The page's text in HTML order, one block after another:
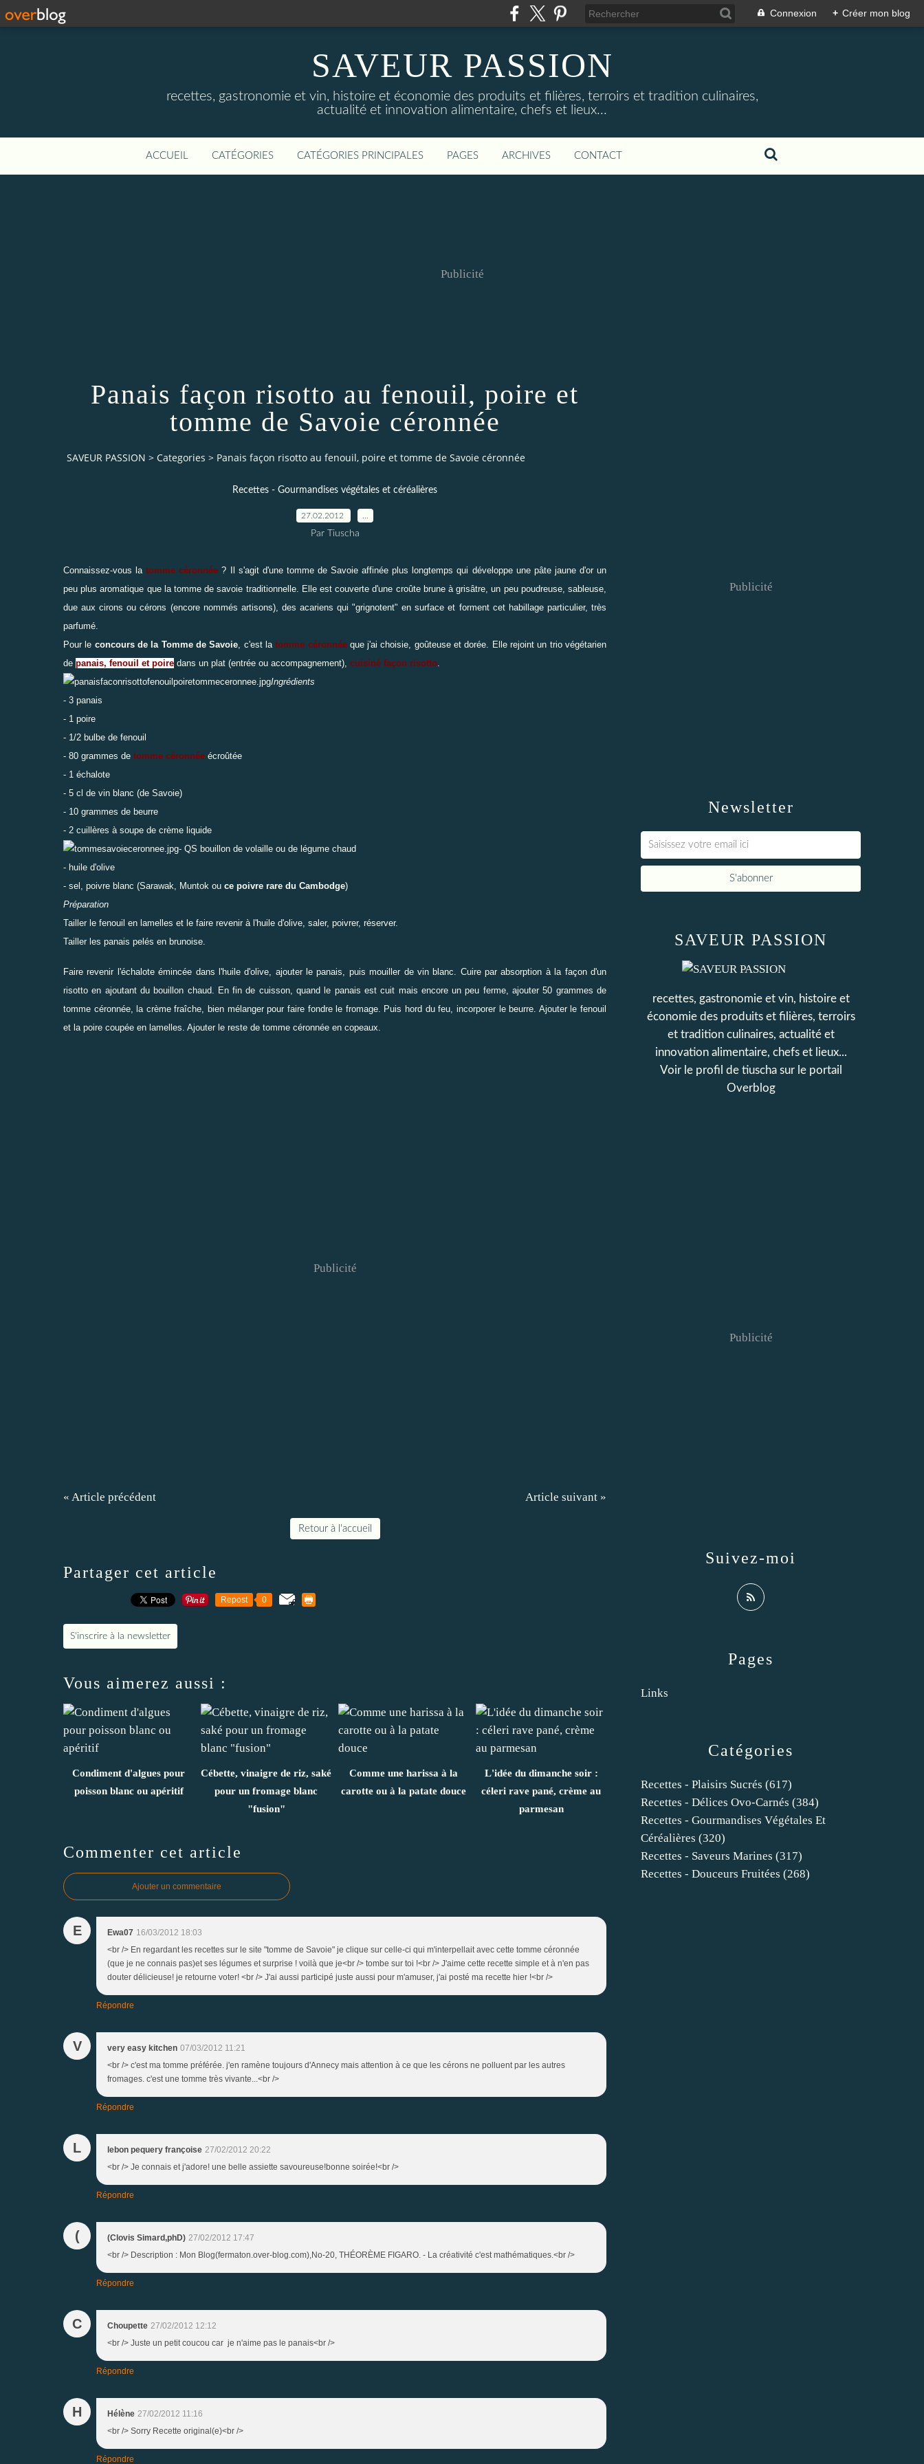
Connexion + Créer mon blog
SAVEUR PASSION
recettes, gastronomie et vin, histoire et économie des produits et filières, terroirs et tradition culinaires,
actualité et innovation alimentaire, chefs et lieux...
ACCUEIL CATÉGORIES CATÉGORIES PRINCIPALES PAGES ARCHIVES CONTACT
Publicité
Panais façon risotto au fenouil, poire et
tomme de Savoie céronnée
SAVEUR PASSION > Categories > Panais façon risotto au fenouil, poire et tomme de Savoie céronnée
Recettes - Gourmandises végétales et céréalières
27.02.2012
Par Tiuscha
Connaissez-vous latomme céronnée ? Il s'agit d'une tomme de Savoie affinée plus longtemps qui développe une pâte jaune d'or un
peu plus aromatique que la tomme de savoie traditionnelle. Elle est couverte d'une croûte brune à grisâtre, un peu poudreuse, sableuse,
due aux cirons ou cérons (encore nommés artisons), des acariens qui "grignotent" en surface et forment cet habillage particulier, très
parfumé.
Pour le concours de la Tomme de Savoie , c'est latomme céronnéeque j'ai choisie, goûteuse et dorée. Elle rejoint un trio végétarien
de panais, fenouil et poire dans un plat (entrée ou accompagnement), cuisiné façon risotto
Ingrédients
- 3 panais
- 1 poire
- 1/2 bulbe de fenouil
- 80 grammes de tomme céronnée écroûtée
- 1 échalote
- 5 cl de vin blanc (de Savoie)
- 10 grammes de beurre
- 2 cuillères à soupe de crème liquide
- QS bouillon de volaille ou de légume chaud
- huile d'olive
- sel, poivre blanc (Sarawak, Muntok ou ce poivre rare du Cambodge)
Préparation
Tailler le fenouil en lamelles et le faire revenir à l'huile d'olive, saler, poivrer, réserver.
Tailler les panais pelés en brunoise.
Faire revenir l'échalote émincée dans l'huile d'olive, ajouter le panais, puis mouiller de vin blanc. Cuire par absorption à la façon d'un
risotto en ajoutant du bouillon chaud. En fin de cuisson, quand le panais est cuit mais encore un peu ferme, ajouter 50 grammes de
tomme céronnée, la crème fraîche, bien mélanger pour faire fondre le fromage. Puis hord du feu, incorporer le beurre. Ajouter le fenouil
et la poire coupée en lamelles. Ajouter le reste de tomme céronnée en copeaux.
Publicité
« Article précédent Article suivant »
Retour à l'accueil
Partager cet article
Repost 0
S'inscrire à la newsletter
Vous aimerez aussi :
Condiment d'algues pour
poisson blanc ou apéritif
Cébette, vinaigre de riz, saké
pour un fromage blanc
"fusion"
Comme une harissa à la
carotte ou à la patate douce
L'idée du dimanche soir :
céleri rave pané, crème au
parmesan
Commenter cet article
Ajouter un commentaire
E Ewa07 16/03/2012 18:03
<br /> En regardant les recettes sur le site "tomme de Savoie" je clique sur celle-ci qui m'interpellait avec cette tomme céronnée
(que je ne connais pas)et ses légumes et surprise ! voilà que je<br /> tombe sur toi !<br /> J'aime cette recette simple et à n'en pas
douter délicieuse! je retourne voter! <br /> J'ai aussi participé juste aussi pour m'amuser, j'ai posté ma recette hier !<br />
Répondre
V very easy kitchen 07/03/2012 11:21
<br /> c'est ma tomme préférée. j'en ramène toujours d'Annecy mais attention à ce que les cérons ne polluent par les autres
fromages. c'est une tomme très vivante...<br />
Répondre
L lebon pequery françoise 27/02/2012 20:22
<br /> Je connais et j'adore! une belle assiette savoureuse!bonne soirée!<br />
Répondre
( (Clovis Simard,phD) 27/02/2012 17:47
<br /> Description : Mon Blog(fermaton.over-blog.com),No-20, THÉORÈME FIGARO. - La créativité c'est mathématiques.<br />
Répondre
C Choupette 27/02/2012 12:12
<br /> Juste un petit coucou car je n'aime pas le panais<br />
Répondre
H Hélène 27/02/2012 11:16
<br /> Sorry Recette original(e)<br />
Répondre
Newsletter
Publicité
Catégories
Recettes - Plaisirs Sucrés (617)
Recettes - Délices Ovo-Carnés (384)
Recettes - Gourmandises Végétales Et
Céréalières (320)
Recettes - Saveurs Marines (317)
Recettes - Douceurs Fruitées (268)
Pages
Links
SAVEUR PASSION
recettes, gastronomie et vin, histoire et
économie des produits et filières, terroirs
et tradition culinaires, actualité et
innovation alimentaire, chefs et lieux...
Voir le profil de tiuschasur le portail
Overblog
Suivez-moi
Publicité